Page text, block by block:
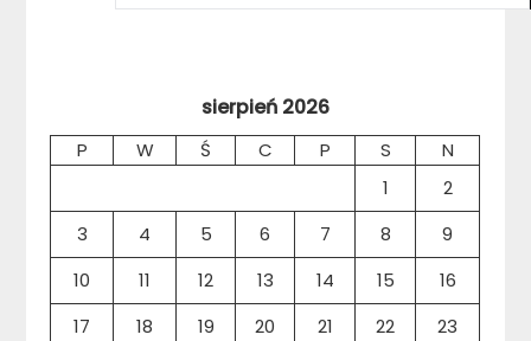
sierpień 2026
P W Ś C P S
N
1
2
3
4 5 6 7 8
9
10
11 12 13 14 15
16
17
18 19 20 21 22
23